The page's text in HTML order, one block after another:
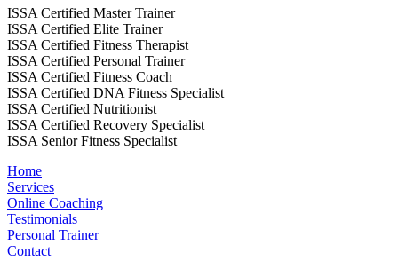
ISSA Certified Master Trainer
ISSA Certified Elite Trainer
ISSA Certified Fitness Therapist
ISSA Certified Personal Trainer
ISSA Certified Fitness Coach
ISSA Certified DNA Fitness Specialist
ISSA Certified Nutritionist
ISSA Certified Recovery Specialist
ISSA Senior Fitness Specialist
Home
Services
Online Coaching
Testimonials
Personal Trainer
Contact